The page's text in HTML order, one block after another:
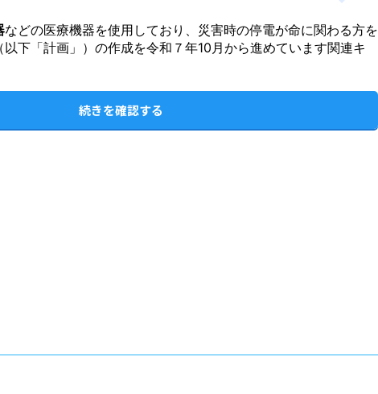
などの医療機器を使用しており、災害時の停電が命に関わる方を
下「計画」）の作成を令和７年10月から進めています関連キ
続きを確認する